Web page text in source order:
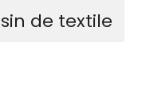
de textile